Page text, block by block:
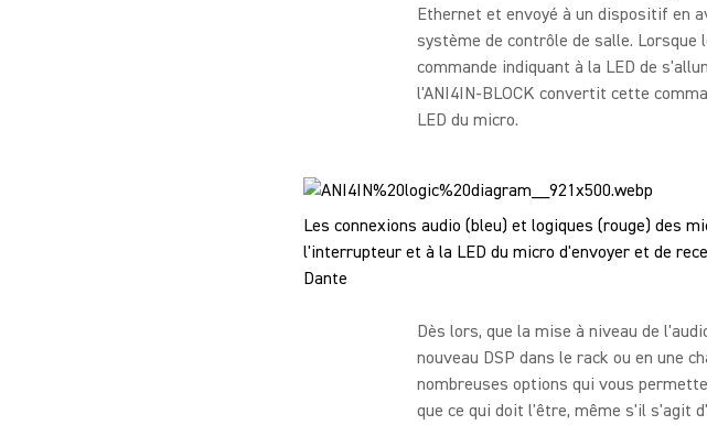
Ethernet et envoyé à un dispositif en
système de contrôle de salle. Lorsque
commande indiquant à la LED de
l'ANI4IN-BLOCK convertit cette
LED du micro.
Les connexions audio (bleu) et logiques (rouge) des
l'interrupteur et à la LED du micro d'envoyer et de
Dante
Dès lors, que la mise à niveau de
nouveau DSP dans le rack ou en une
nombreuses options qui vous
que ce qui doit l'être, même s'il s'agit